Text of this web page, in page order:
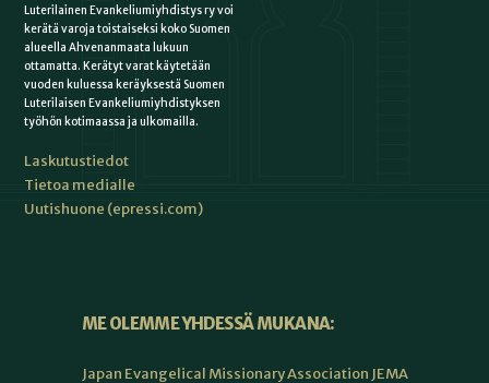
Luterilainen Evankeliumiyhdistys ry voi
kerätä varoja toistaiseksi koko Suomen
alueella Ahvenanmaata lukuun
ottamatta. Kerätyt varat käytetään
vuoden kuluessa keräyksestä Suomen
Luterilaisen Evankeliumiyhdistyksen
työhön kotimaassa ja ulkomailla.
Laskutustiedot
Tietoa medialle
Uutishuone (epressi.com)
ME OLEMME YHDESSÄ MUKANA:
Japan Evangelical Missionary Association JEMA